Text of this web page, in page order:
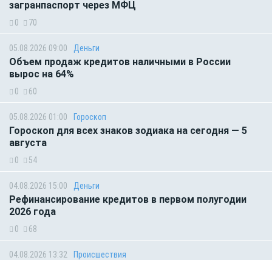
загранпаспорт через МФЦ
0 70
05.08.2026 09:00 Деньги
Объем продаж кредитов наличными в России
вырос на 64%
0 60
05.08.2026 01:00 Гороскоп
Гороскоп для всех знаков зодиака на сегодня — 5
августа
0 54
04.08.2026 15:00 Деньги
Рефинансирование кредитов в первом полугодии
2026 года
0 68
04.08.2026 13:32 Происшествия